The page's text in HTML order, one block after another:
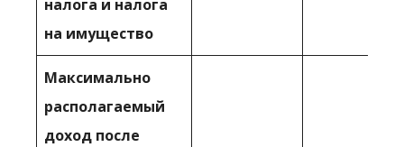
налога и налога
на имущество
Максимально
располагаемый
доход после